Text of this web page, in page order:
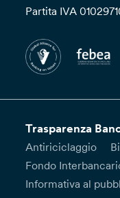
Partita IVA
Trasparenza
Antiriciclaggio
Fondo
Informativa al